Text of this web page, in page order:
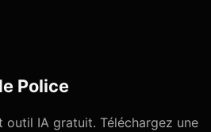
Police
IA gratuit. Téléchargez une